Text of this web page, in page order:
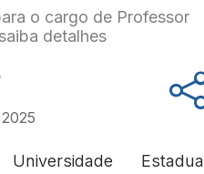
o cargo de Professor
detalhes